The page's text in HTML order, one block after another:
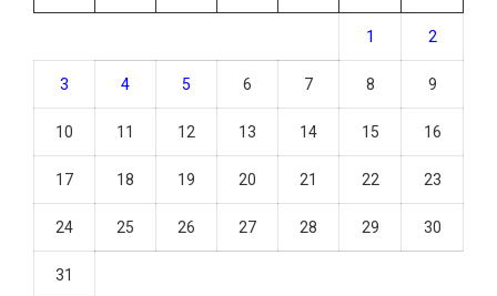
1 2
3 4 5 6 7 8 9
10 11 12 13 14 15 16
17 18 19 20 21 22 23
24 25 26 27 28 29 30
31